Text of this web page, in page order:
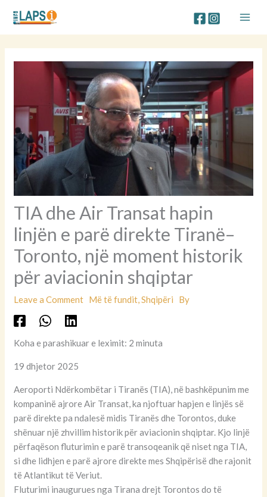
content
TIA dhe Air Transat hapin
linjën e parë direkte Tiranë–
Toronto, një moment historik
për aviacionin shqiptar
Leave a Comment Më të fundit,Shqipëri By
Koha e parashikuar e leximit: 2 minuta
19 dhjetor 2025
Aeroporti Ndërkombëtar i Tiranës (TIA), në bashkëpunim me
kompaninë ajrore Air Transat, ka njoftuar hapjen e linjës së
parë direkte pa ndalesë midis Tiranës dhe Torontos, duke
shënuar një zhvillim historik për aviacionin shqiptar. Kjo linjë
përfaqëson fluturimin e parë transoqeanik që niset nga TIA,
si dhe lidhjen e parë ajrore direkte mes Shqipërisë dhe rajonit
të Atlantikut të Veriut.
Fluturimi inaugurues nga Tirana drejt Torontos do të